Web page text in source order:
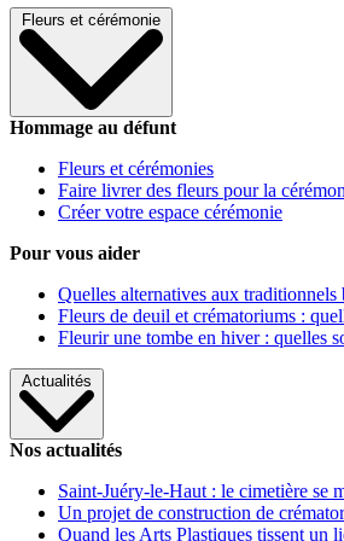
Fleurs et cérémonie
Hommage au défunt
Fleurs et cérémonies
Faire livrer des fleurs pour la
Créer votre espace cérémonie
Pour vous aider
Quelles alternatives aux
Fleurs de deuil et crématoriums :
Fleurir une tombe en hiver : quelles
Actualités
Nos actualités
Saint-Juéry-le-Haut : le cimetière se
Un projet de construction de
Quand les Arts Plastiques tissent un